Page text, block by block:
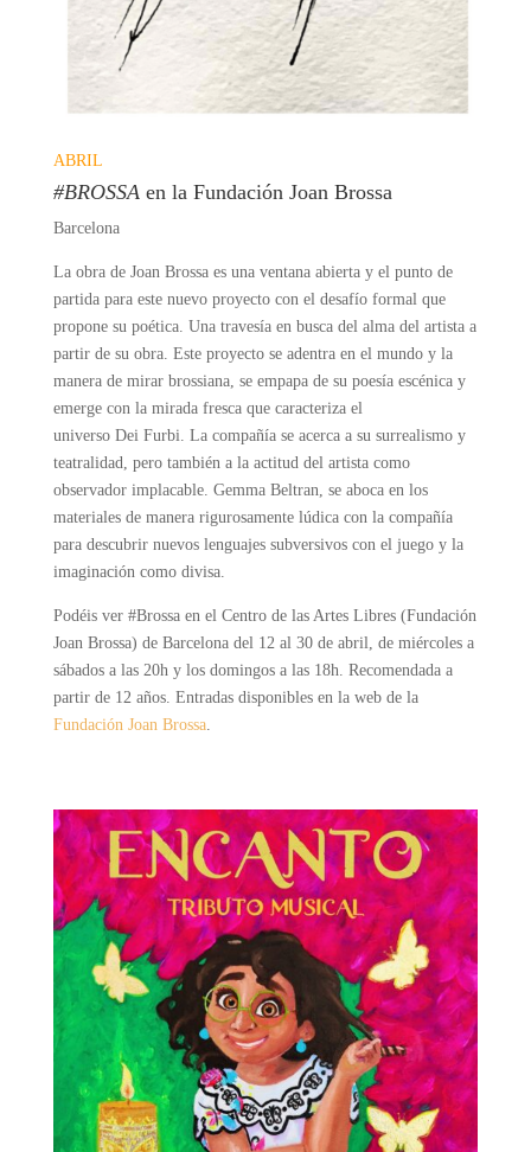
ABRIL
#BROSSAen la Fundación Joan Brossa
Barcelona
La obra de Joan Brossa es una ventana abierta y el punto de
partida para este nuevo proyecto con el desafío formal que
propone su poética. Una travesía en busca del alma del artista a
partir de su obra. Este proyecto se adentra en el mundo y la
manera de mirar brossiana, se empapa de su poesía escénica y
emerge con la mirada fresca que caracteriza el
universo Dei Furbi. La compañía se acerca a su surrealismo y
teatralidad, pero también a la actitud del artista como
observador implacable. Gemma Beltran, se aboca en los
materiales de manera rigurosamente lúdica con la compañía
para descubrir nuevos lenguajes subversivos con el juego y la
imaginación como divisa.
Podéis ver #Brossa en el Centro de las Artes Libres (Fundación
Joan Brossa) de Barcelona del 12 al 30 de abril, de miércoles a
sábados a las 20h y los domingos a las 18h. Recomendada a
partir de 12 años. Entradas disponibles en la web de la
Fundación Joan Brossa.